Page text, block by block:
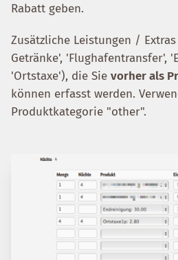
Rabatt geben.
Zusätzliche Leistungen /
Getränke', 'Flughafentransfer',
'Ortstaxe'), die Sie vorher als
können erfasst werden.
Produktkategorie "other".